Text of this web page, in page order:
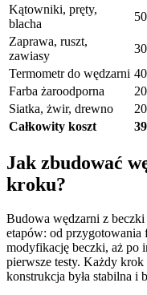
Kątowniki, pręty,
blacha
Zaprawa, ruszt,
zawiasy
Termometr do wędzarni
Farba żaroodporna
Siatka, żwir, drewno
Całkowity koszt
Jak zbudować
kroku?
Budowa wędzarni z
etapów: od przygotowania
modyfikację beczki, aż po
pierwsze testy. Każdy krok
konstrukcja była stabilna i